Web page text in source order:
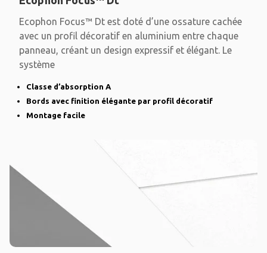
Ecophon Focus™ Dt est doté d’une ossature cachée
avec un profil décoratif en aluminium entre chaque
panneau, créant un design expressif et élégant. Le
système
Classe d’absorption A
Bords avec finition élégante par profil décoratif
Montage facile